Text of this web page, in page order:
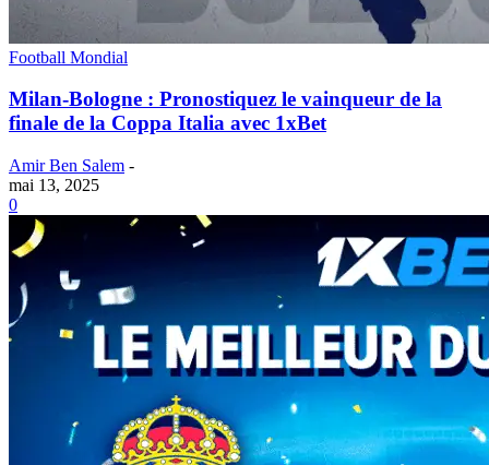
Football Mondial
Milan-Bologne : Pronostiquez le vainqueur de la
finale de la Coppa Italia avec 1xBet
Amir Ben Salem -
mai 13, 2025
0